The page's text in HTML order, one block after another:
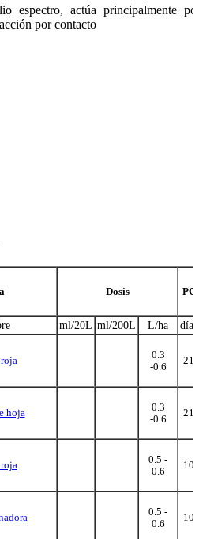
espectro, actúa principalmente
por contacto
Dosis PC
ml/20L ml/200L L/ha días
0.3
-0.6
21
hoja
0.3
-0.6
21
0.5 -
0.6
10
0.5 -
0.6
10